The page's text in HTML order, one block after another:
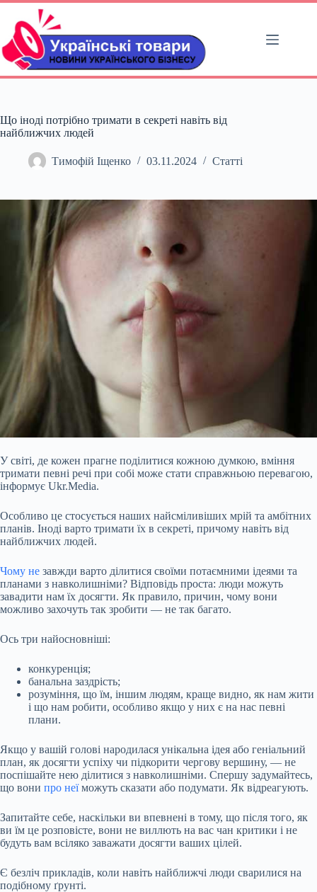
Перейти
вмісту
Що іноді потрібно тримати в секреті навіть від
найближчих людей
Тимофій Іщенко 03.11.2024 Статті
У світі, де кожен прагне поділитися кожною думкою, вміння
тримати певні речі при собі може стати справжньою перевагою,
інформує Ukr.Media.
Особливо це стосується наших найсміливіших мрій та амбітних
планів. Іноді варто тримати їх в секреті, причому навіть від
найближчих людей.
Чому не завжди варто ділитися своїми потаємними ідеями та
планами з навколишніми? Відповідь проста: люди можуть
завадити нам їх досягти. Як правило, причин, чому вони
можливо захочуть так зробити — не так багато.
Ось три найосновніші:
конкуренція;
банальна заздрість;
розуміння, що їм, іншим людям, краще видно, як нам жити
і що нам робити, особливо якщо у них є на нас певні
плани.
Якщо у вашій голові народилася унікальна ідея або геніальний
план, як досягти успіху чи підкорити чергову вершину, — не
поспішайте нею ділитися з навколишніми. Спершу задумайтесь,
що вони про неїможуть сказати або подумати. Як відреагують.
Запитайте себе, наскільки ви впевнені в тому, що після того, як
ви їм це розповісте, вони не виллють на вас чан критики і не
будуть вам всіляко заважати досягти ваших цілей.
Є безліч прикладів, коли навіть найближчі люди сварилися на
подібному ґрунті.